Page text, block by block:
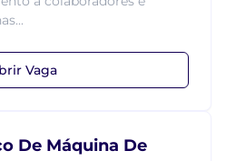
Vaga
De Máquina De